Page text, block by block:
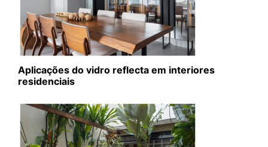
Aplicações do vidro reflecta em interiores
residenciais